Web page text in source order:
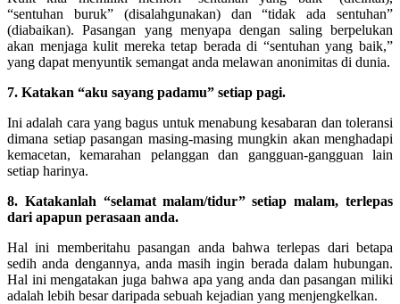
“sentuhan buruk” (disalahgunakan) dan “tidak ada sentuhan”
(diabaikan). Pasangan yang menyapa dengan saling berpelukan
akan menjaga kulit mereka tetap berada di “sentuhan yang baik,”
yang dapat menyuntik semangat anda melawan anonimitas di dunia.
7. Katakan “aku sayang padamu” setiap pagi.
Ini adalah cara yang bagus untuk menabung kesabaran dan toleransi
dimana setiap pasangan masing-masing mungkin akan menghadapi
kemacetan, kemarahan pelanggan dan gangguan-gangguan lain
setiap harinya.
8. Katakanlah “selamat malam/tidur” setiap malam, terlepas
dari apapun perasaan anda.
Hal ini memberitahu pasangan anda bahwa terlepas dari betapa
sedih anda dengannya, anda masih ingin berada dalam hubungan.
Hal ini mengatakan juga bahwa apa yang anda dan pasangan miliki
adalah lebih besar daripada sebuah kejadian yang menjengkelkan.